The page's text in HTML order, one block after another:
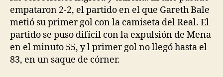
empataron 2-2, el partido en el que Gareth Bale
metió su primer gol con la camiseta del Real. El
partido se puso difícil con la expulsión de Mena
en el minuto 55, y l primer gol no llegó hasta el
83, en un saque de córner.